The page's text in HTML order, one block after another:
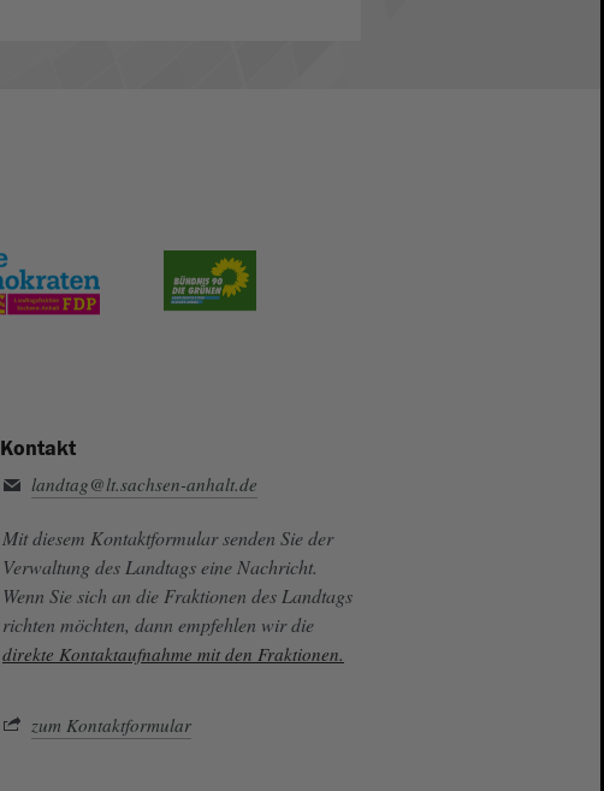
Kontakt
landtag@lt.sachsen-anhalt.de
Mit diesem Kontaktformular senden Sie der
Verwaltung des Landtags eine Nachricht.
Wenn Sie sich an die Fraktionen des Landtags
richten möchten, dann empfehlen wir die
direkte Kontaktaufnahme mit den Fraktionen.
zum Kontaktformular